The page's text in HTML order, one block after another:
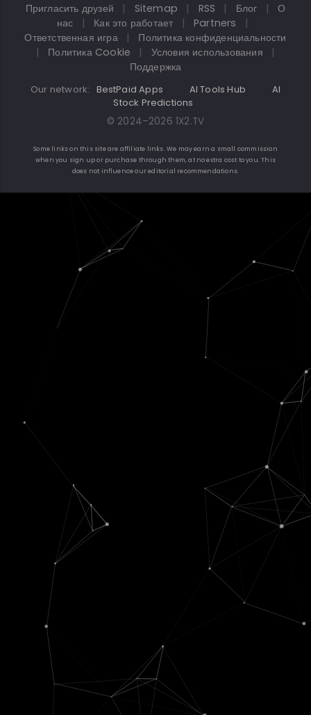
Пригласить друзей | Sitemap | RSS | Блог |
О
нас
| Как это работает | Partners
|
Ответственная игра
|
Политика конфиденциальности
|
Политика Cookie | Условия использования
|
Поддержка
Our network: BestPaid Apps · AI Tools Hub ·
AI
Stock Predictions
© 2024–2026 1X2.TV
Some links on this site are affiliate links. We may earn a small commission
when you sign up or purchase through them, at no extra cost to you. This
does not influence our editorial recommendations.